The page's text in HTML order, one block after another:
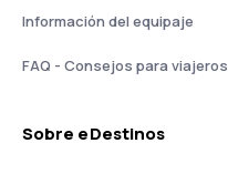
Información del equipaje
FAQ - Consejos para viajeros
Sobre eDestinos